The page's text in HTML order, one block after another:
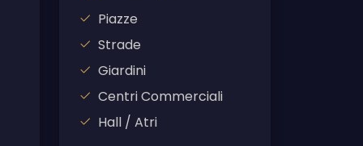
Piazze
Strade
Giardini
Centri Commerciali
Hall / Atri